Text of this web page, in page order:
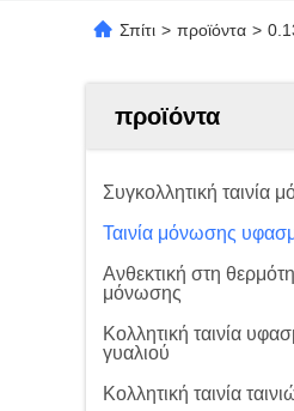
Σπίτι > προϊόντα >
προϊόντα
Συγκολλητική ταινία
Ταινία μόνωσης
Ανθεκτική στη
μόνωσης
Κολλητική ταινία
γυαλιού
Κολλητική ταινία